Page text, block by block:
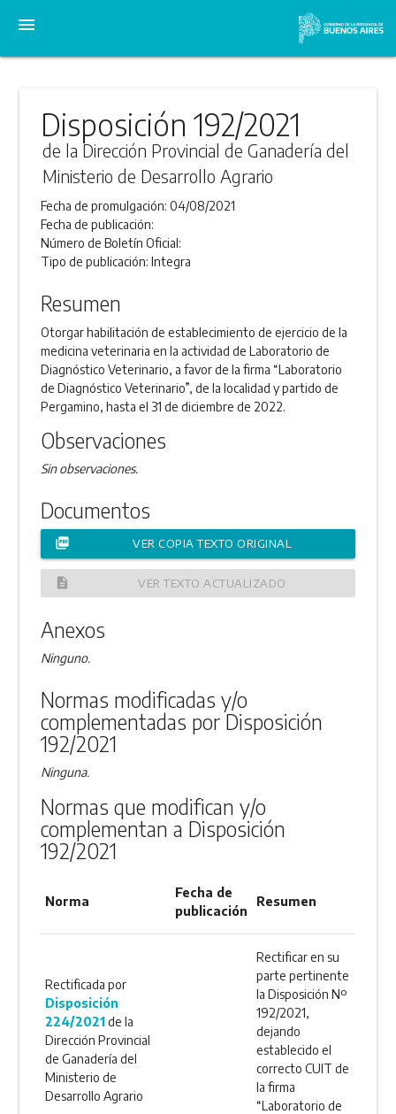
menu
Disposición 192/2021
de la Dirección Provincial de Ganadería del
Ministerio de Desarrollo Agrario
Fecha de promulgación:04/08/2021
Fecha de publicación:
Número de Boletín Oficial:
Tipo de publicación:Integra
Resumen
Otorgar habilitación de establecimiento de ejercicio de la
medicina veterinaria en la actividad de Laboratorio de
Diagnóstico Veterinario, a favor de la firma “Laboratorio
de Diagnóstico Veterinario”, de la localidad y partido de
Pergamino, hasta el 31 de diciembre de 2022.
Observaciones
Sin observaciones.
Documentos
picture_as_pdf VER COPIA TEXTO ORIGINAL
description VER TEXTO ACTUALIZADO
Anexos
Ninguno.
Normas modificadas y/o
complementadas por Disposición
192/2021
Ninguna.
Normas que modifican y/o
complementan a Disposición
192/2021
Norma
Fecha de
publicación
Resumen
Rectificada por
Disposición
224/2021de la
Dirección Provincial
de Ganadería del
Ministerio de
Desarrollo Agrario
Rectificar en su
parte pertinente
la Disposición Nº
192/2021,
dejando
establecido el
correcto CUIT de
la firma
“Laboratorio de